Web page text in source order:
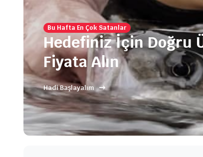
Bu Hafta En Çok Satanlar
Hedefiniz İçin Doğru
Fiyata Alın
Hadi Başlayalım